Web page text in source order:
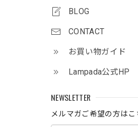
BLOG
CONTACT
お買い物ガイド
Lampada公式HP
NEWSLETTER
メルマガご希望の方はこ